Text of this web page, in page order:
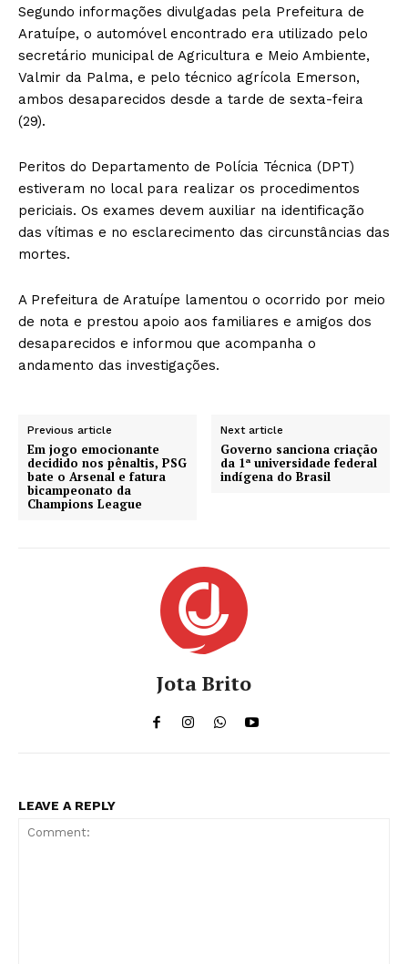
Segundo informações divulgadas pela Prefeitura de
Aratuípe, o automóvel encontrado era utilizado pelo
secretário municipal de Agricultura e Meio Ambiente,
Valmir da Palma, e pelo técnico agrícola Emerson,
ambos desaparecidos desde a tarde de sexta-feira
(29).
Peritos do Departamento de Polícia Técnica (DPT)
estiveram no local para realizar os procedimentos
periciais. Os exames devem auxiliar na identificação
das vítimas e no esclarecimento das circunstâncias das
mortes.
A Prefeitura de Aratuípe lamentou o ocorrido por meio
de nota e prestou apoio aos familiares e amigos dos
desaparecidos e informou que acompanha o
andamento das investigações.
Previous article
Em jogo emocionante
decidido nos pênaltis, PSG
bate o Arsenal e fatura
bicampeonato da
Champions League
Next article
Governo sanciona criação
da 1ª universidade federal
indígena do Brasil
Jota Brito
LEAVE A REPLY